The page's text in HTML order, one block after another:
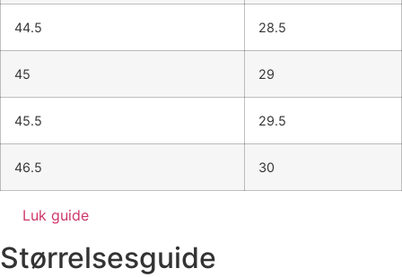
44.5 28.5
45 29
45.5 29.5
46.5 30
Luk guide
Størrelsesguide